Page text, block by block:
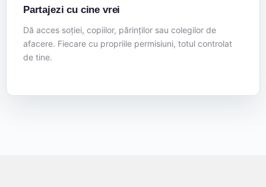
Partajezi cu cine vrei
Dă acces soției, copiilor, părinților sau colegilor de
afacere. Fiecare cu propriile permisiuni, totul controlat
de tine.